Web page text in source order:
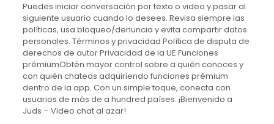
Puedes iniciar conversación por texto o video y pasar al
siguiente usuario cuando lo desees. Revisa siempre las
políticas, usa bloqueo/denuncia y evita compartir datos
personales. Términos y privacidad Política de disputa de
derechos de autor Privacidad de la UE Funciones
prémiumObtén mayor control sobre a quién conoces y
con quién chateas adquiriendo funciones prémium
dentro de la app. Con un simple toque, conecta con
usuarios de más de a hundred países. ¡Bienvenido a
Juds – Video chat al azar!